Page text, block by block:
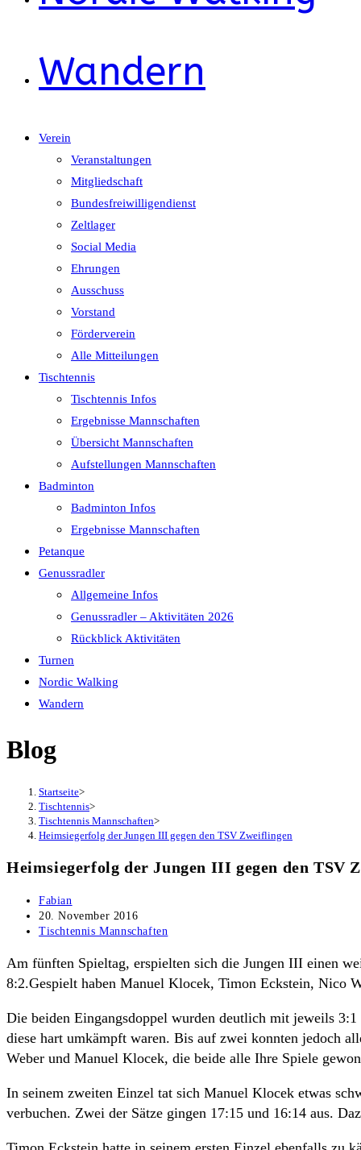
Wandern
Verein
Veranstaltungen
Mitgliedschaft
Bundesfreiwilligendienst
Zeltlager
Social Media
Ehrungen
Ausschuss
Vorstand
Förderverein
Alle Mitteilungen
Tischtennis
Tischtennis Infos
Ergebnisse Mannschaften
Übersicht Mannschaften
Aufstellungen Mannschaften
Badminton
Badminton Infos
Ergebnisse Mannschaften
Petanque
Genussradler
Allgemeine Infos
Genussradler – Aktivitäten 2026
Rückblick Aktivitäten
Turnen
Nordic Walking
Wandern
Blog
Startseite>
Tischtennis>
Tischtennis Mannschaften>
Heimsiegerfolg der Jungen III gegen den TSV Zweiflingen
Heimsiegerfolg der Jungen III gegen den TSV
Beitrags-
Autor:
Fabian
Beitrag
veröffentlicht:
20. November 2016
Beitrags-
Tischtennis Mannschaften
Am fünften Spieltag, erspielten sich die Jungen III einen
8:2.Gespielt haben Manuel Klocek, Timon Eckstein, Nico
Die beiden Eingangsdoppel wurden deutlich mit jeweils
diese hart umkämpft waren. Bis auf zwei konnten jedoch
Weber und Manuel Klocek, die beide alle Ihre Spiele
In seinem zweiten Einzel tat sich Manuel Klocek etwas
verbuchen. Zwei der Sätze gingen 17:15 und 16:14 aus.